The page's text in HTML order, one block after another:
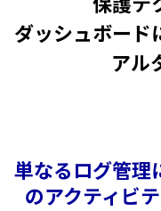
ダッシュボード
アル
単なるログ管理
のアクティビ